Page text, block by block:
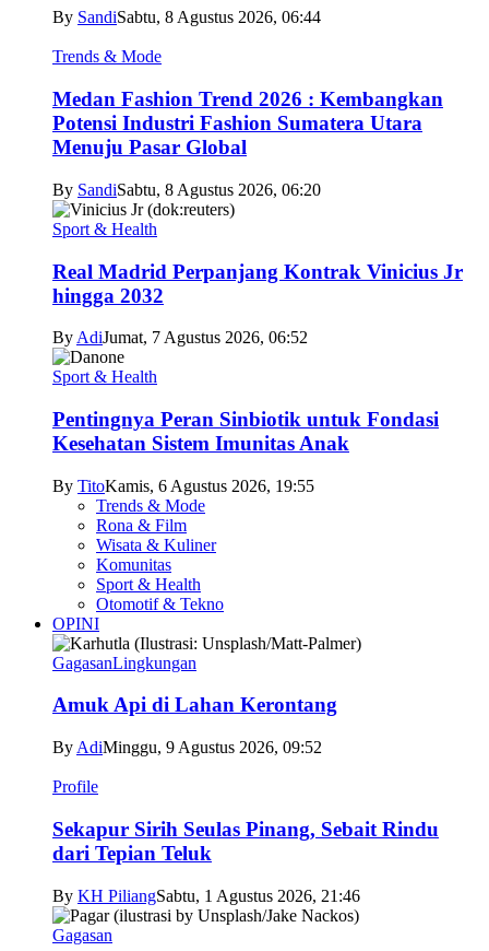
By SandiSabtu, 8 Agustus 2026, 06:44
Trends & Mode
Medan Fashion Trend 2026 : Kembangkan
Potensi Industri Fashion Sumatera Utara
Menuju Pasar Global
By SandiSabtu, 8 Agustus 2026, 06:20
Sport & Health
Real Madrid Perpanjang Kontrak Vinicius Jr
hingga 2032
By AdiJumat, 7 Agustus 2026, 06:52
Sport & Health
Pentingnya Peran Sinbiotik untuk Fondasi
Kesehatan Sistem Imunitas Anak
By TitoKamis, 6 Agustus 2026, 19:55
Trends & Mode
Rona & Film
Wisata & Kuliner
Komunitas
Sport & Health
Otomotif & Tekno
OPINI
GagasanLingkungan
Amuk Api di Lahan Kerontang
By AdiMinggu, 9 Agustus 2026, 09:52
Profile
Sekapur Sirih Seulas Pinang, Sebait Rindu
dari Tepian Teluk
By KH PiliangSabtu, 1 Agustus 2026, 21:46
Gagasan